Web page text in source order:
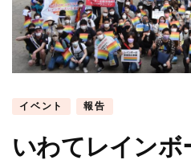
イベント 報告
いわてレインボ